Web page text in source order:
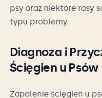
psy oraz niektóre rasy
typu problemy.
Diagnoza i
Ścięgien u Psów
Zapalenie ścięgien u